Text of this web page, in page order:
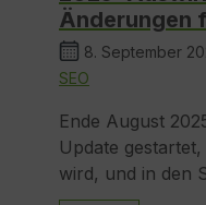
Änderungen
8. September
SEO
Ende August
Update
wird, und in den